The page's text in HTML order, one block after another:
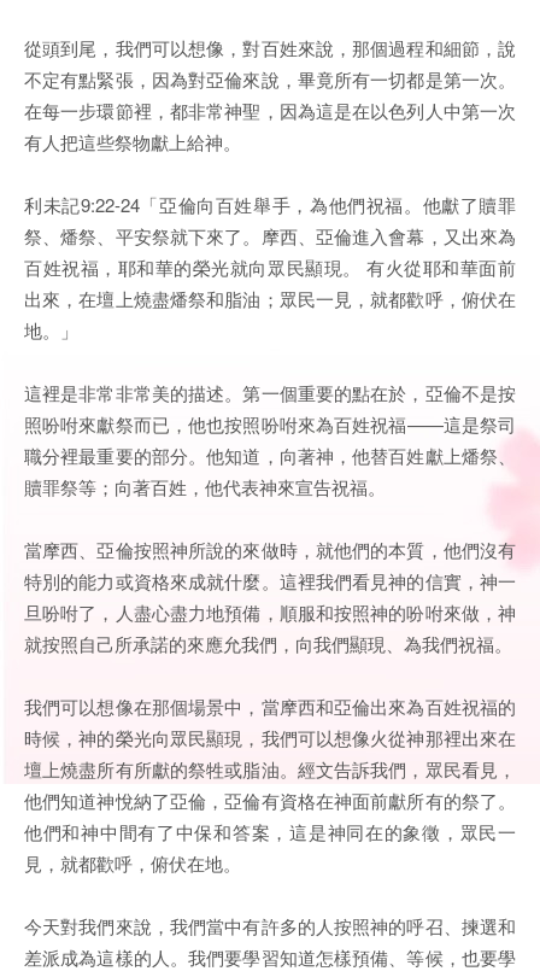
從頭到尾，我們可以想像，對百姓來說，那個過程和細節，說
不定有點緊張，因為對亞倫來說，畢竟所有一切都是第一次。
在每一步環節裡，都非常神聖，因為這是在以色列人中第一次
有人把這些祭物獻上給神。
利未記9:22-24「亞倫向百姓舉手，為他們祝福。他獻了贖罪
祭、燔祭、平安祭就下來了。摩西、亞倫進入會幕，又出來為
百姓祝福，耶和華的榮光就向眾民顯現。 有火從耶和華面前
出來，在壇上燒盡燔祭和脂油；眾民一見，就都歡呼，俯伏在
地。」
這裡是非常非常美的描述。第一個重要的點在於，亞倫不是按
照吩咐來獻祭而已，他也按照吩咐來為百姓祝福——這是祭司
職分裡最重要的部分。他知道，向著神，他替百姓獻上燔祭、
贖罪祭等；向著百姓，他代表神來宣告祝福。
當摩西、亞倫按照神所說的來做時，就他們的本質，他們沒有
特別的能力或資格來成就什麼。這裡我們看見神的信實，神一
旦吩咐了，人盡心盡力地預備，順服和按照神的吩咐來做，神
就按照自己所承諾的來應允我們，向我們顯現、為我們祝福。
我們可以想像在那個場景中，當摩西和亞倫出來為百姓祝福的
時候，神的榮光向眾民顯現，我們可以想像火從神那裡出來在
壇上燒盡所有所獻的祭牲或脂油。經文告訴我們，眾民看見，
他們知道神悅納了亞倫，亞倫有資格在神面前獻所有的祭了。
他們和神中間有了中保和答案，這是神同在的象徵，眾民一
見，就都歡呼，俯伏在地。
今天對我們來說，我們當中有許多的人按照神的呼召、揀選和
差派成為這樣的人。我們要學習知道怎樣預備、等候，也要學